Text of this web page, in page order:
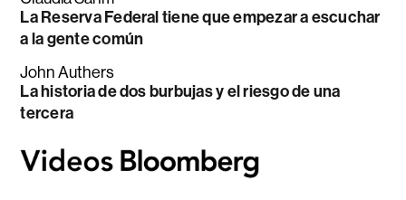
La Reserva Federal tiene que empezar a escuchar
a la gente común
John Authers
La historia de dos burbujas y el riesgo de una
tercera